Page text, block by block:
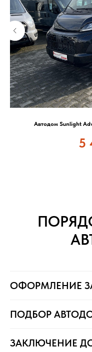
Автодом Sunlight
5
ОФОРМЛЕНИЕ
ПОДБОР
ЗАКЛЮЧЕНИЕ